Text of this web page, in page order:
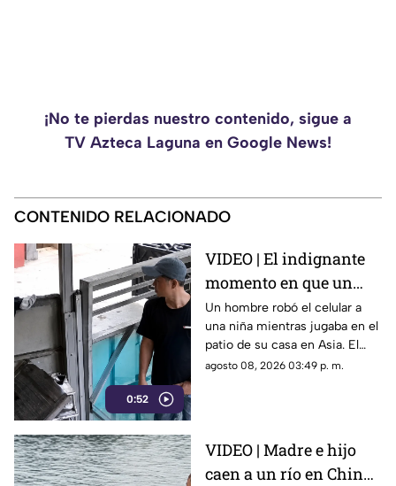
¡No te pierdas nuestro contenido, sigue a
TV Azteca Laguna en Google News!
CONTENIDO RELACIONADO
0:52
VIDEO | El indignante
momento en que un
hombre roba el celular
a una niña en su propia
casa
Un hombre robó el celular a
una niña mientras jugaba en el
patio de su casa en Asia. El
video viral muestra cómo
agosto 08, 2026 03:49 p. m.
VIDEO | Madre e hijo
caen a un río en China